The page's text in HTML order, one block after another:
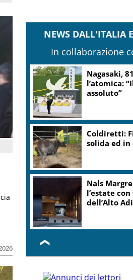
NEWS DALL'ITALIA
In collaborazione
Nagasaki,
l’atomica:
assoluto”
Coldiretti:
solida ed
Nals
l’estate
dell’Alto
❮